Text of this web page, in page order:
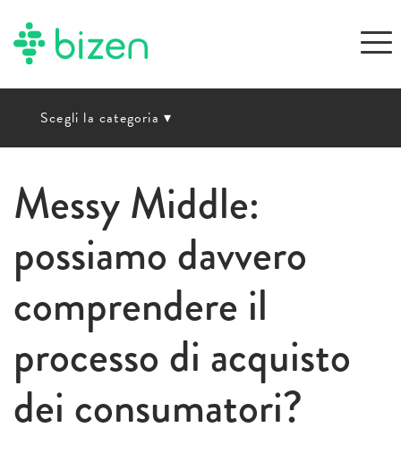
Scegli la categoria ▾
Messy Middle:
possiamo davvero
comprendere il
processo di acquisto
dei consumatori?